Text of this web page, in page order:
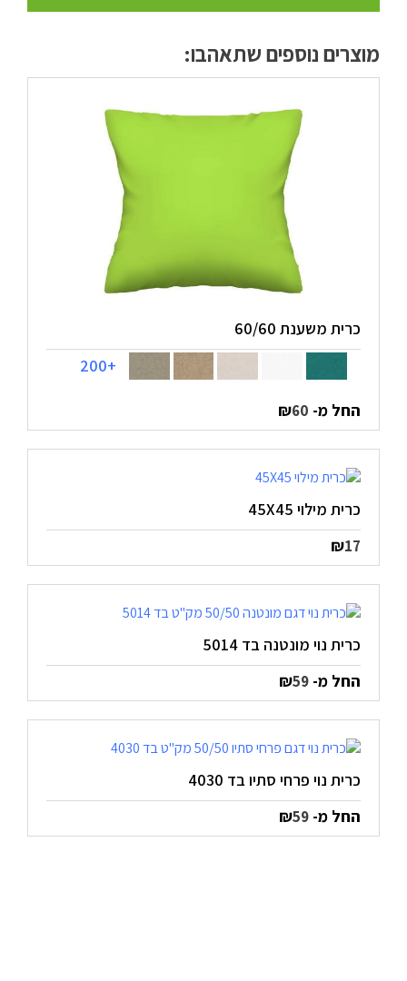
התחבר / הרשם
מוצרים נוספים שתאהבו:
כרית משענת 60/60
+200
החל מ- ₪60
כרית מילוי 45X45
₪17
כרית נוי מונטנה בד 5014
החל מ-
₪59
כרית נוי פרחי סתיו בד 4030
החל מ-
₪59